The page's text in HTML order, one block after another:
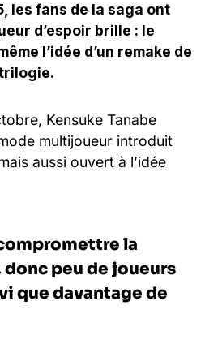
les fans de la saga ont
d’espoir brille : le
l’idée d’un remake de
Kensuke Tanabe
multijoueur introduit
aussi ouvert à l’idée
la
peu de joueurs
que davantage de